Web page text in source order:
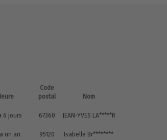
Code
postal
Nom
6 jours 67360 JEAN-YVES LA*****R
un an 95120 Isabelle Br********